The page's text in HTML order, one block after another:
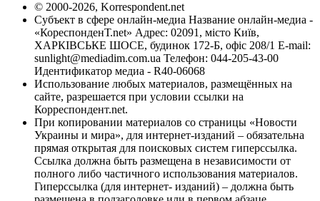
© 2000-2026, Korrespondent.net
Субъект в сфере онлайн-медиа Название онлайн-медиа -
«КореспонденТ.net» Адрес: 02091, місто Київ,
ХАРКІВСЬКЕ ШОСЕ, будинок 172-Б, офіс 208/1 E-mail:
sunlight@mediadim.com.ua Телефон: 044-205-43-00
Идентификатор медиа - R40-06068
Использование любых материалов, размещённых на
сайте, разрешается при условии ссылки на
Корреспондент.net.
При копировании материалов со страницы «Новости
Украины и мира», для интернет-изданий – обязательна
прямая открытая для поисковых систем гиперссылка.
Ссылка должна быть размещена в независимости от
полного либо частичного использования материалов.
Гиперссылка (для интернет- изданий) – должна быть